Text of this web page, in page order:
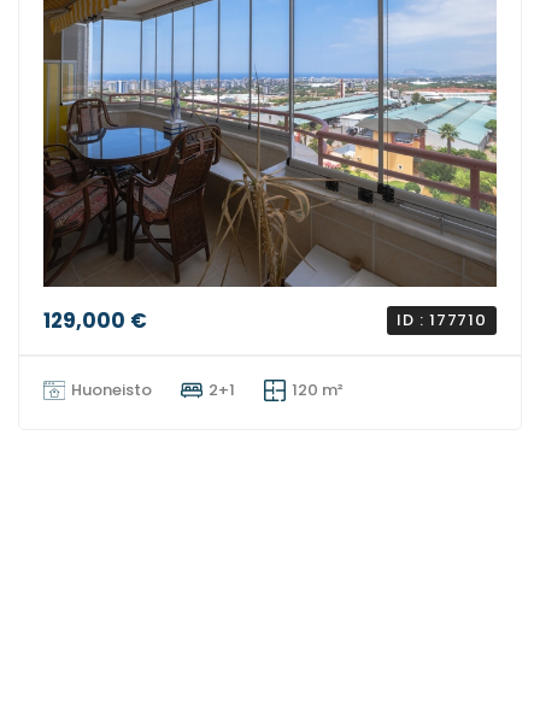
129,000 € ID : 177710
Huoneisto 2+1 120 m²